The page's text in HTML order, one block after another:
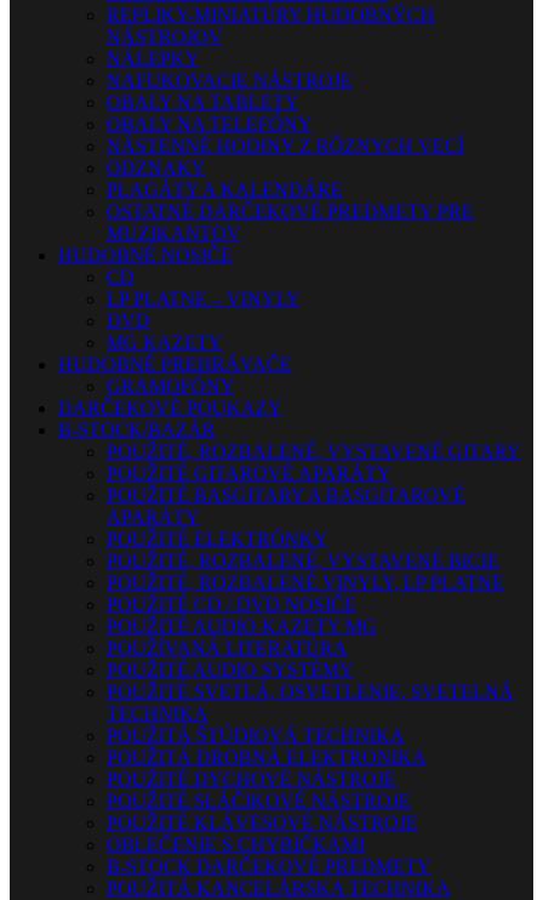
REPLIKY-MINIATÚRY HUDOBNÝCH
NÁSTROJOV
NÁLEPKY
NAFUKOVACIE NÁSTROJE
OBALY NA TABLETY
OBALY NA TELEFÓNY
NÁSTENNÉ HODINY Z RÔZNYCH VECÍ
ODZNAKY
PLAGÁTY A KALENDÁRE
OSTATNÉ DARČEKOVÉ PREDMETY PRE
MUZIKANTOV
HUDOBNÉ NOSIČE
CD
LP PLATNE – VINYLY
DVD
MG KAZETY
HUDOBNÉ PREHRÁVAČE
GRAMOFÓNY
DARČEKOVÉ POUKAZY
B-STOCK/BAZÁR
POUŽITÉ, ROZBALENÉ, VYSTAVENÉ GITARY
POUŽITÉ GITAROVÉ APARÁTY
POUŽITÉ BASGITARY A BASGITAROVÉ
APARÁTY
POUŽITÉ ELEKTRÓNKY
POUŽITÉ, ROZBALENÉ, VYSTAVENÉ BICIE
POUŽITÉ, ROZBALENÉ VINYLY, LP PLATNE
POUŽITÉ CD / DVD NOSIČE
POUŽITÉ AUDIO KAZETY MG
POUŽÍVANÁ LITERATÚRA
POUŽITÉ AUDIO SYSTÉMY
POUŽITÉ SVETLÁ, OSVETLENIE, SVETELNÁ
TECHNIKA
POUŽITÁ ŠTÚDIOVÁ TECHNIKA
POUŽITÁ DROBNÁ ELEKTRONIKA
POUŽITÉ DYCHOVÉ NÁSTROJE
POUŽITÉ SLÁČIKOVÉ NÁSTROJE
POUŽITÉ KLÁVESOVÉ NÁSTROJE
OBLEČENIE S CHYBIČKAMI
B-STOCK DARČEKOVÉ PREDMETY
POUŽITÁ KANCELÁRSKA TECHNIKA